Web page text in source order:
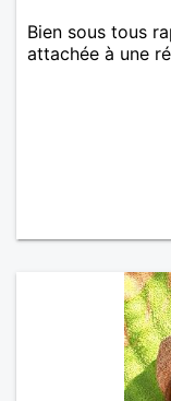
Bien sous tous
attachée à une